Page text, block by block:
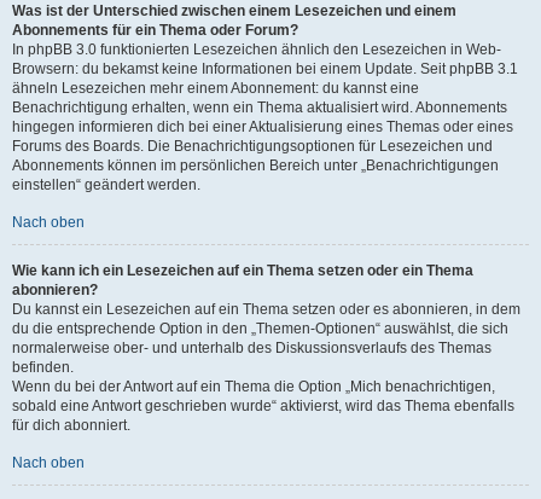
Was ist der Unterschied zwischen einem Lesezeichen und einem
Abonnements für ein Thema oder Forum?
In phpBB 3.0 funktionierten Lesezeichen ähnlich den Lesezeichen in Web-
Browsern: du bekamst keine Informationen bei einem Update. Seit phpBB 3.1
ähneln Lesezeichen mehr einem Abonnement: du kannst eine
Benachrichtigung erhalten, wenn ein Thema aktualisiert wird. Abonnements
hingegen informieren dich bei einer Aktualisierung eines Themas oder eines
Forums des Boards. Die Benachrichtigungsoptionen für Lesezeichen und
Abonnements können im persönlichen Bereich unter „Benachrichtigungen
einstellen“ geändert werden.
Nach oben
Wie kann ich ein Lesezeichen auf ein Thema setzen oder ein Thema
abonnieren?
Du kannst ein Lesezeichen auf ein Thema setzen oder es abonnieren, in dem
du die entsprechende Option in den „Themen-Optionen“ auswählst, die sich
normalerweise ober- und unterhalb des Diskussionsverlaufs des Themas
befinden.
Wenn du bei der Antwort auf ein Thema die Option „Mich benachrichtigen,
sobald eine Antwort geschrieben wurde“ aktivierst, wird das Thema ebenfalls
für dich abonniert.
Nach oben